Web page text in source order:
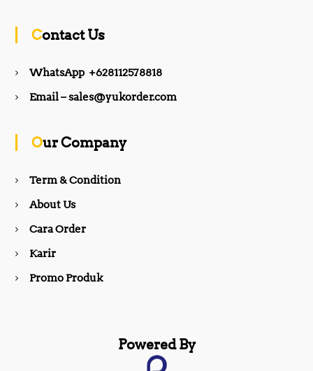
b
k
a
Contact Us
WhatsApp +628112578818
Email – sales@yukorder.com
Our Company
Term & Condition
About Us
Cara Order
Karir
Promo Produk
Powered By